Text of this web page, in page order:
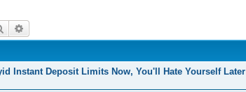
Search
Instant Deposit Limits Now, You'll Hate Yourself Later